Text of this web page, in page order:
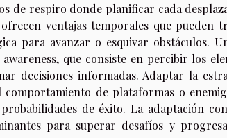
de respiro donde planificar cada
ventajas temporales que pueden
para avanzar o esquivar obstáculos.
que consiste en percibir los
decisiones informadas. Adaptar la
de plataformas o
de éxito. La adaptación
para superar desafíos y